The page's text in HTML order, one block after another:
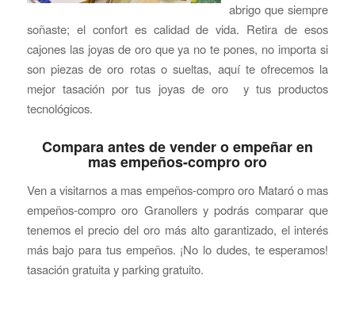
abrigo que siempre
soñaste; el confort es calidad de vida. Retira de esos
cajones las joyas de oro que ya no te pones, no importa si
son piezas de oro rotas o sueltas, aquí te ofrecemos la
mejor tasación por tus joyas de oro y tus productos
tecnológicos.
Compara antes de vender o empeñar en
mas empeños-compro oro
Ven a visitarnos a mas empeños-compro oro Mataró o mas
empeños-compro oro Granollers y podrás comparar que
tenemos el precio del oro más alto garantizado, el interés
más bajo para tus empeños. ¡No lo dudes, te esperamos!
tasación gratuita y parking gratuito.